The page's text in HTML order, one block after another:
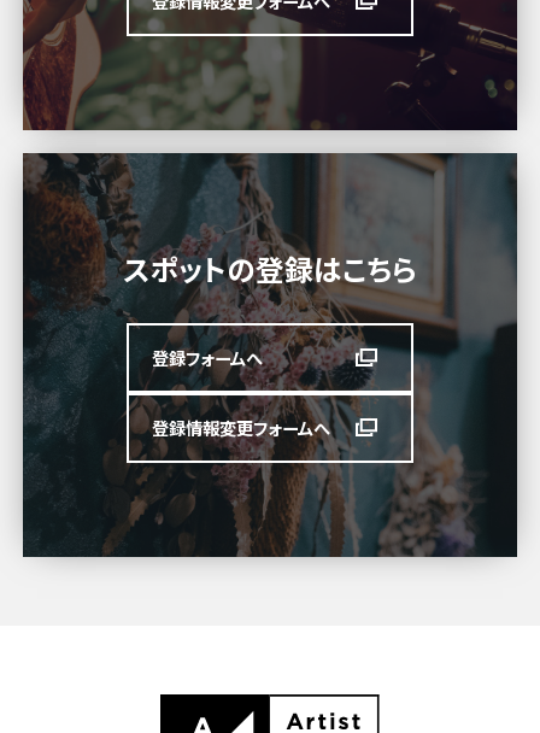
スポットの登録はこちら
登録フォームへ
登録情報変更フォームへ